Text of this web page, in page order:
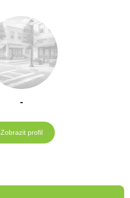
-
Zobrazit profil